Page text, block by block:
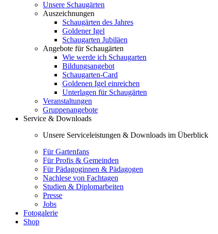
Unsere Schaugärten
Auszeichnungen
Schaugärten des Jahres
Goldener Igel
Schaugarten Jubiläen
Angebote für Schaugärten
Wie werde ich Schaugarten
Bildungsangebot
Schaugarten-Card
Goldenen Igel einreichen
Unterlagen für Schaugärten
Veranstaltungen
Gruppenangebote
Service & Downloads
Unsere Serviceleistungen & Downloads im Überblick
Für Gartenfans
Für Profis & Gemeinden
Für Pädagoginnen & Pädagogen
Nachlese von Fachtagen
Studien & Diplomarbeiten
Presse
Jobs
Fotogalerie
Shop